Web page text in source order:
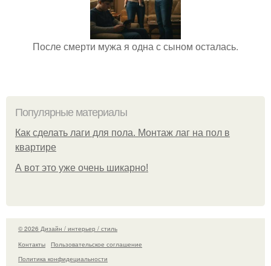
После смерти мужа я одна с сыном осталась.
Популярные материалы
Как сделать лаги для пола. Монтаж лаг на пол в
квартире
А вот это уже очень шикарно!
© 2026 Дизайн / интерьер / стиль
Контакты
Пользовательское соглашение
Политика конфидециальности